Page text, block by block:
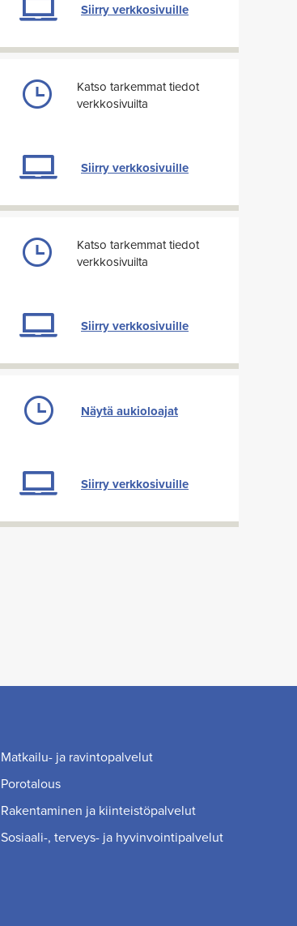
Siirry verkkosivuille
Katso tarkemmat tiedot
verkkosivuilta
Siirry verkkosivuille
Katso tarkemmat tiedot
verkkosivuilta
Siirry verkkosivuille
Näytä aukioloajat
Siirry verkkosivuille
Matkailu- ja ravintopalvelut
Porotalous
Rakentaminen ja kiinteistöpalvelut
Sosiaali-, terveys- ja hyvinvointipalvelut